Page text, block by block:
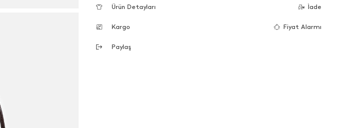
Ürün Detayları İade
Kargo Fiyat Alarmı
Paylaş